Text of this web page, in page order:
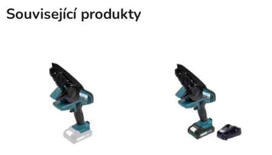
Související produkty